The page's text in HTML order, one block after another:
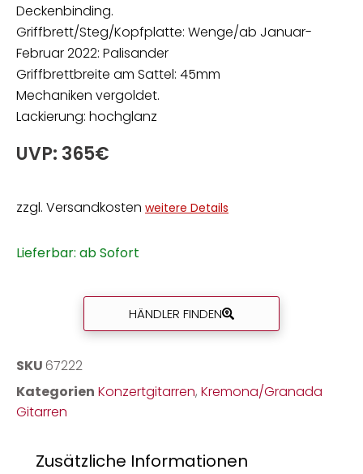
Deckenbinding.
Griffbrett/Steg/Kopfplatte: Wenge/ab Januar-
Februar 2022: Palisander
Griffbrettbreite am Sattel: 45mm
Mechaniken vergoldet.
Lackierung: hochglanz
UVP: 365€
zzgl. Versandkosten weitere Details
Lieferbar: ab Sofort
HÄNDLER FINDEN
SKU 67222
Kategorien Konzertgitarren, Kremona/Granada
Gitarren
Zusätzliche Informationen